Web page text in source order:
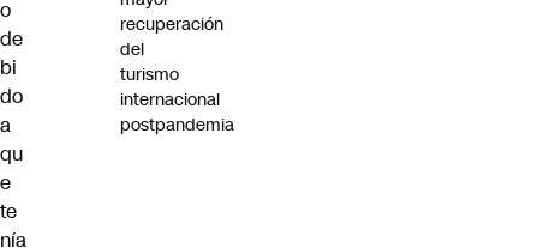
o
de
bi
do
a
qu
e
te
nía
recuperación
del
turismo
internacional
postpandemia